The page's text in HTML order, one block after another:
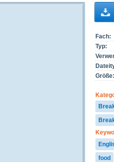
Fach:
Typ:
Größe:
food